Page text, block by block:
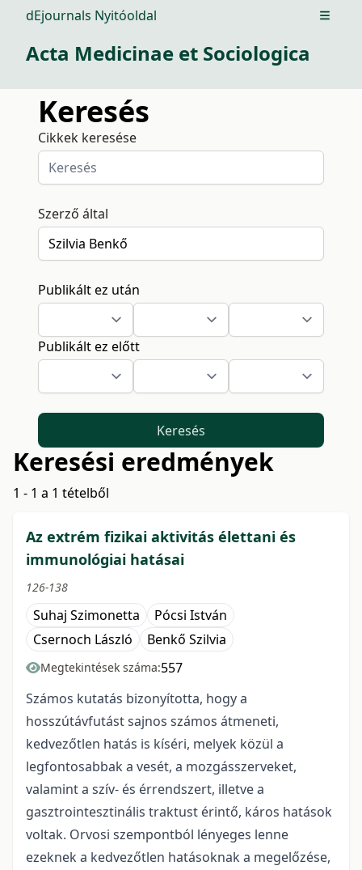
dEjournals Nyitóoldal Open
Acta Medicinae et Sociologica
Keresés
Cikkek keresése
Szerző által
Publikált ez után
Publikált ez előtt
Keresés
Keresési eredmények
1 - 1 a 1 tételből
Az extrém fizikai aktivitás élettani és
immunológiai hatásai
126-138
Suhaj Szimonetta
Pócsi István
Csernoch László
Benkő Szilvia
Megtekintések száma:557
Számos kutatás bizonyította, hogy a
hosszútávfutást sajnos számos átmeneti,
kedvezőtlen hatás is kíséri, melyek közül a
legfontosabbak a vesét, a mozgásszerveket,
valamint a szív- és érrendszert, illetve a
gasztrointesztinális traktust érintő, káros hatások
voltak. Orvosi szempontból lényeges lenne
ezeknek a kedvezőtlen hatásoknak a megelőzése,